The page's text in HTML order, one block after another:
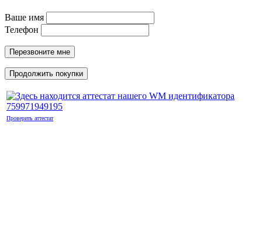
Ваше имя
Телефон
Перезвоните мне
Продолжить покупки
Проверить аттестат